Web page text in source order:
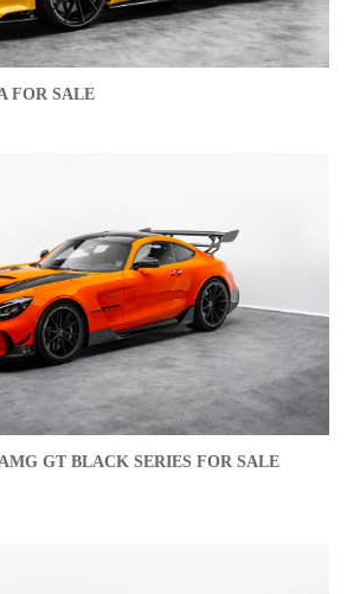
FOR SALE
GT BLACK SERIES FOR SALE